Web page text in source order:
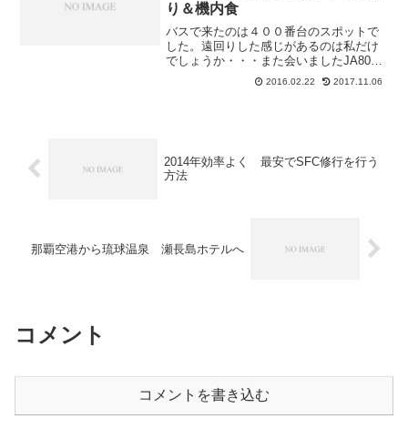
り＆機内食
バスで来たのは４００番台のスポットで
した。遠回りした感じがあるのは私だけ
でしょうか・・・また会いましたJA802A
のサバ君本日のNA815便クアラルンプー
ル行きはエコノミーはほぼ満席でした。
2016.02.22 2017.11.06
2014年効率よく 最安でSFC修行を行う
方法
那覇空港から琉球温泉 瀬長島ホテルへ
コメント
コメントを書き込む